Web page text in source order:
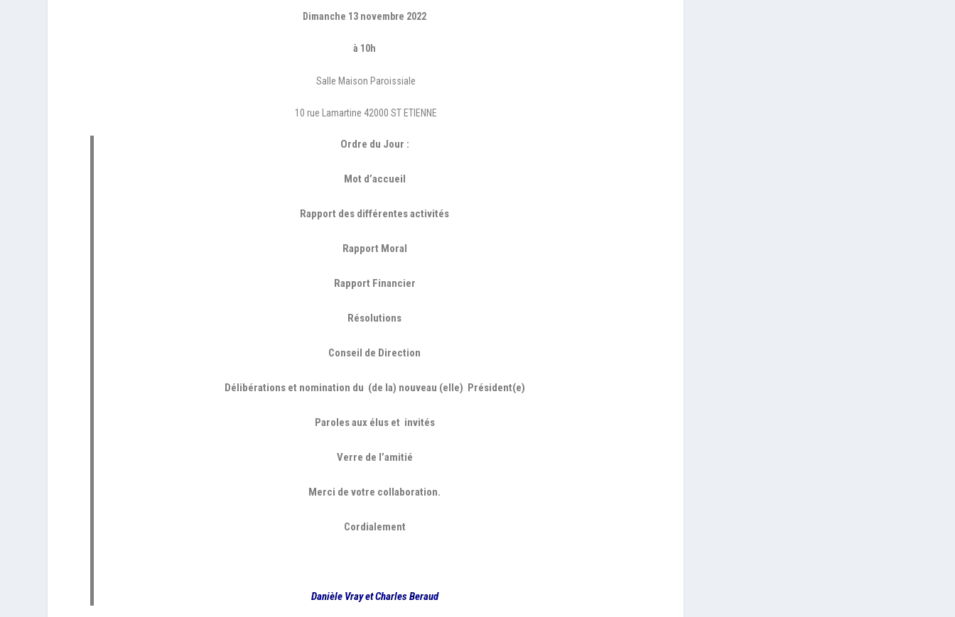
Dimanche 13 novembre 2022
à 10h
Salle Maison Paroissiale
10 rue Lamartine 42000 ST ETIENNE
Ordre du Jour :
Mot d’accueil
Rapport des différentes activités
Rapport Moral
Rapport Financier
Résolutions
Conseil de Direction
Délibérations et nomination du (de la) nouveau (elle) Président(e)
Paroles aux élus et invités
Verre de l’amitié
Merci de votre collaboration.
Cordialement
Danièle Vray et Charles Beraud